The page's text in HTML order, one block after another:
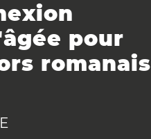
pour
romanais